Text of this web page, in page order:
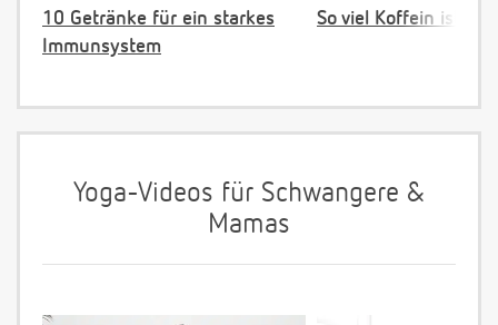
10 Getränke für ein starkes
Immunsystem
So viel Koffein ist ok!
Yoga-Videos für Schwangere &
Mamas